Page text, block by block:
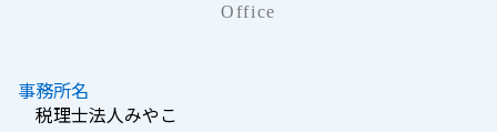
Office
事務所名
税理士法人みやこ